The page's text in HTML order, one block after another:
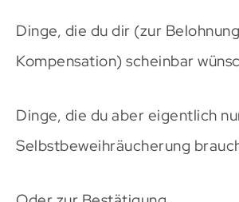
Dinge, die du dir (zur
Kompensation) scheinbar
Dinge, die du aber eigentlich
Selbstbeweihräucherung